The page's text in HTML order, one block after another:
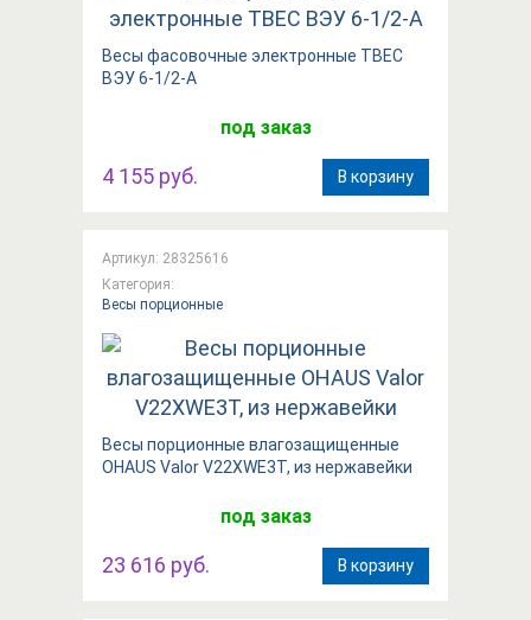
Весы фасовочные электронные ТВЕС
ВЭУ 6-1/2-А
под заказ
4 155 руб. В корзину
Артикул: 28325616
Категория:
Весы порционные
Весы порционные влагозащищенные
OHAUS Valor V22XWE3T, из нержавейки
под заказ
23 616 руб. В корзину